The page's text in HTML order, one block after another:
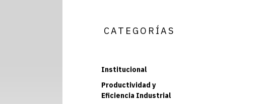
CATEGORÍAS
Institucional
Productividad y
Eficiencia Industrial